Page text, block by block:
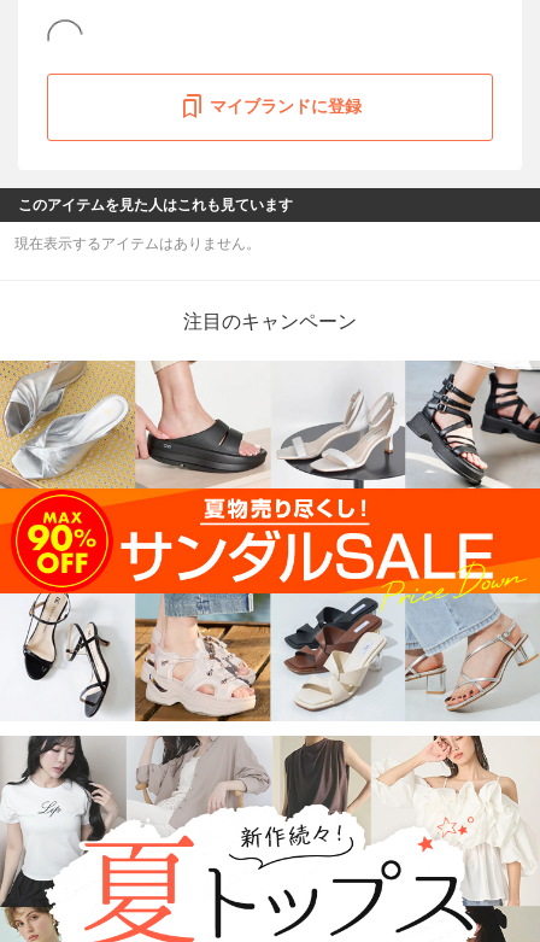
マイブランドに登録
このアイテムを見た人はこれも見ています
現在表示するアイテムはありません。
注目のキャンペーン